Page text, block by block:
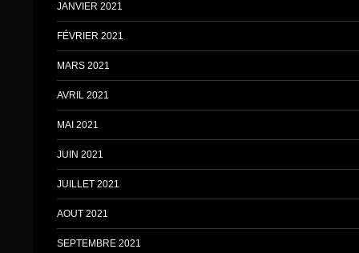
JANVIER 2021
FÉVRIER 2021
MARS 2021
AVRIL 2021
MAI 2021
JUIN 2021
JUILLET 2021
AOUT 2021
SEPTEMBRE 2021